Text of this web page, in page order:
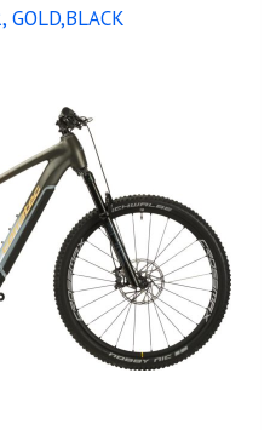
GOLD,BLACK